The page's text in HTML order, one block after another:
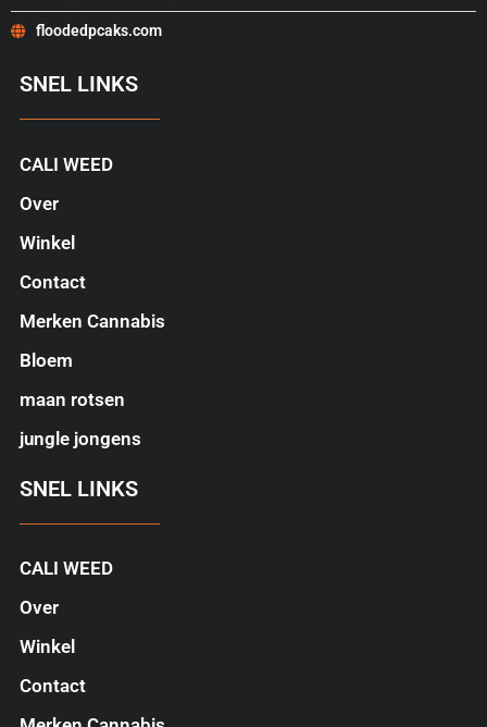
floodedpcaks.com
SNEL LINKS
CALI WEED
Over
Winkel
Contact
Merken Cannabis
Bloem
maan rotsen
jungle jongens
SNEL LINKS
CALI WEED
Over
Winkel
Contact